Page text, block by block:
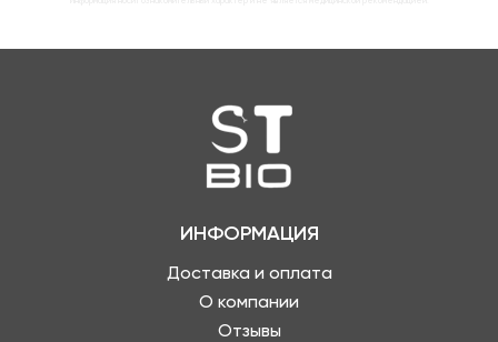
ИНФОРМАЦИЯ
Доставка и оплата
О компании
Отзывы